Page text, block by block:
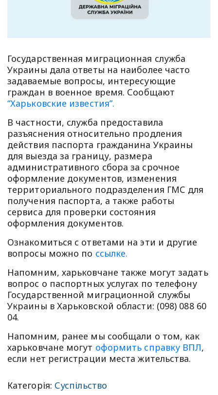
Государственная миграционная служба
Украины дала ответы на наиболее часто
задаваемые вопросы, интересующие
граждан в военное время. Сообщают
“Харьковские известия”.
В частности, служба предоставила
разъяснения относительно продления
действия паспорта гражданина Украины
для выезда за границу, размера
административного сбора за срочное
оформление документов, изменения
территориального подразделения ГМС для
получения паспорта, а также работы
сервиса для проверки состояния
оформления документов.
Ознакомиться с ответами на эти и другие
вопросы можно по ссылке.
Напомним, харьковчане также могут задать
вопрос о паспортных услугах по телефону
Государственной миграционной службы
Украины в Харьковской области: (098) 088 60
04.
Напомним, ранее мы сообщали о том, как
харьковчане могут оформить справку ВПЛ,
если нет регистрации места жительства.
Категорія: Суспільство